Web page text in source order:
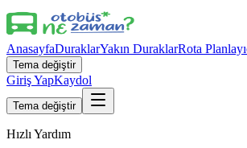
AnasayfaDuraklarYakın DuraklarRota
Tema değiştir
Giriş YapKaydol
Tema değiştir
Hızlı Yardım